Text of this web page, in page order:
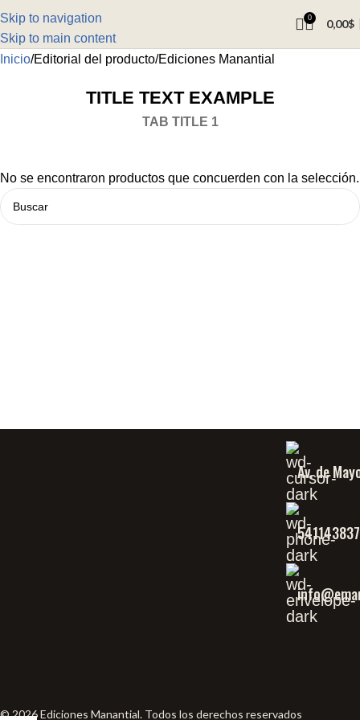
Skip to navigation
Skip to main content
0 0,00$
Inicio Editorial del producto Ediciones Manantial
TITLE TEXT EXAMPLE
TAB TITLE 1
No se encontraron productos que concuerden con la selección.
Av. de
© 2026 Ediciones Manantial. Todos los derechos reservados